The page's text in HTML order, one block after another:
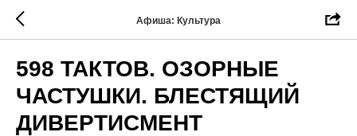
Афиша: Культура
598 ТАКТОВ. ОЗОРНЫЕ
ЧАСТУШКИ. БЛЕСТЯЩИЙ
ДИВЕРТИСМЕНТ